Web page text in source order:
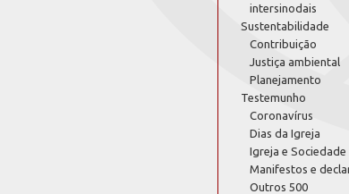
intersinodais
Sustentabilidade
Contribuição
Justiça ambiental
Planejamento
Testemunho
Coronavírus
Dias da Igreja
Igreja e Sociedade
Manifestos e
Outros 500